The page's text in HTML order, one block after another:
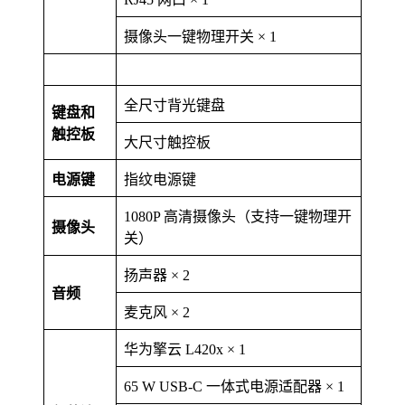
摄像头一键物理开关 × 1
键盘和
触控板
全尺寸背光键盘
大尺寸触控板
电源键 指纹电源键
摄像头
1080P 高清摄像头（支持一键物理开
关）
音频
扬声器 × 2
麦克风 × 2
华为擎云 L420x × 1
65 W USB-C 一体式电源适配器 × 1